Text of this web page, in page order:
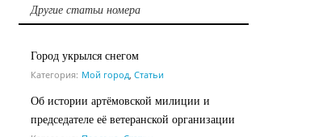
Другие статьи номера
Город укрылся снегом
Категория: Мой город Статьи
Об истории артёмовской милиции и
председателе её ветеранской организации